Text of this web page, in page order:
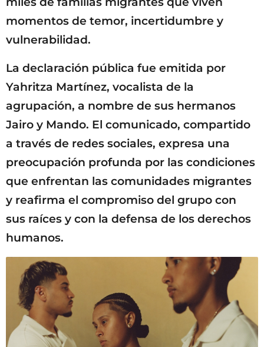
momentos de temor, incertidumbre y
vulnerabilidad.
La declaración pública fue emitida por
Yahritza Martínez, vocalista de la
agrupación, a nombre de sus hermanos
Jairo y Mando. El comunicado, compartido
a través de redes sociales, expresa una
preocupación profunda por las condiciones
que enfrentan las comunidades migrantes
y reafirma el compromiso del grupo con
sus raíces y con la defensa de los derechos
humanos.